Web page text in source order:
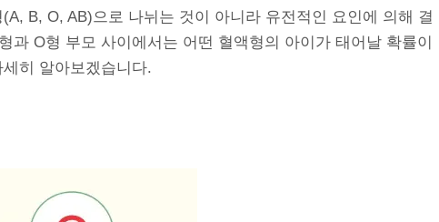
B, O, AB)으로 나뉘는 것이 아니라 유전적인 요인에 의해 결
과 O형 부모 사이에서는 어떤 혈액형의 아이가 태어날 확률이
히 알아보겠습니다.